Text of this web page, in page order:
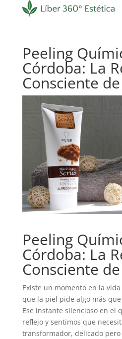
Peeling
Córdoba: La
Consciente
Peeling
Córdoba: La
Consciente
Existe un momento en la
que la piel pide algo más
Ese instante silencioso en el
reflejo y sentimos que
transformador, delicado